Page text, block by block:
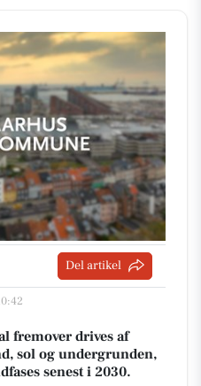
Del artikel
fremover drives af
sol og undergrunden,
senest i 2030.